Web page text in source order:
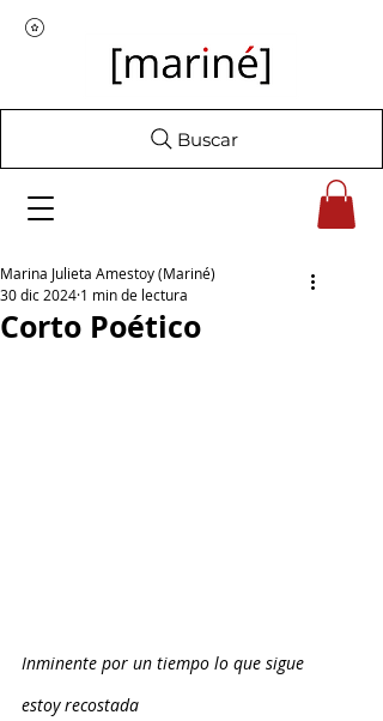
Buscar
Corto Poético
Marina Julieta Amestoy (Mariné)
30 dic 2024 1 min de lectura
Inminente por un tiempo lo que sigue
estoy recostada